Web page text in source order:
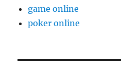
game online
poker online